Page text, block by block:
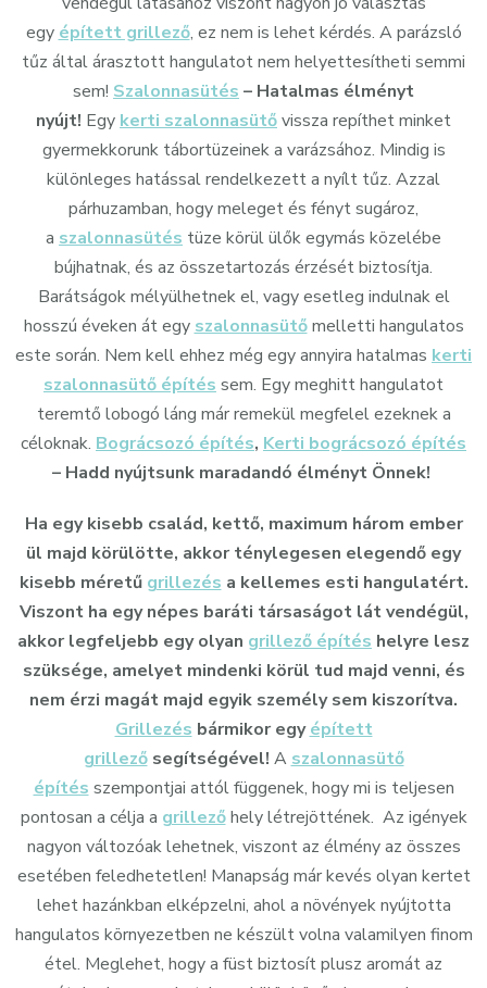
egyépített grillező, ez nem is lehet kérdés. A parázsló
tűz által árasztott hangulatot nem helyettesítheti semmi
sem! Szalonnasütés– Hatalmas élményt
nyújt! Egykerti szalonnasütővissza repíthet minket
gyermekkorunk tábortüzeinek a varázsához. Mindig is
különleges hatással rendelkezett a nyílt tűz. Azzal
párhuzamban, hogy meleget és fényt sugároz,
a szalonnasütés tüze körül ülők egymás közelébe
bújhatnak, és az összetartozás érzését biztosítja.
Barátságok mélyülhetnek el, vagy esetleg indulnak el
hosszú éveken át egyszalonnasütőmelletti hangulatos
este során. Nem kell ehhez még egy annyira hatalmas kerti
szalonnasütő építéssem. Egy meghitt hangulatot
teremtő lobogó láng már remekül megfelel ezeknek a
céloknak. Bográcsozó építés, Kerti bográcsozó építés
– Hadd nyújtsunk maradandó élményt Önnek!
Ha egy kisebb család, kettő, maximum három ember
ül majd körülötte, akkor ténylegesen elegendő egy
kisebb méretű grillezésa kellemes esti hangulatért.
Viszont ha egy népes baráti társaságot lát vendégül,
akkor legfeljebb egy olyan grillező építés helyre lesz
szüksége, amelyet mindenki körül tud majd venni, és
nem érzi magát majd egyik személy sem kiszorítva.
Grillezésbármikor egyépített
grillezősegítségével! Aszalonnasütő
építésszempontjai attól függenek, hogy mi is teljesen
pontosan a célja a grillezőhely létrejöttének. Az igények
nagyon változóak lehetnek, viszont az élmény az összes
esetében feledhetetlen! Manapság már kevés olyan kertet
lehet hazánkban elképzelni, ahol a növények nyújtotta
hangulatos környezetben ne készült volna valamilyen finom
étel. Meglehet, hogy a füst biztosít plusz aromát az